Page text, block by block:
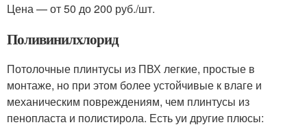
Цена — от 50 до 200 руб./шт.
Поливинилхлорид
Потолочные плинтусы из ПВХ легкие, простые в
монтаже, но при этом более устойчивые к влаге и
механическим повреждениям, чем плинтусы из
пенопласта и полистирола. Есть уи другие плюсы: